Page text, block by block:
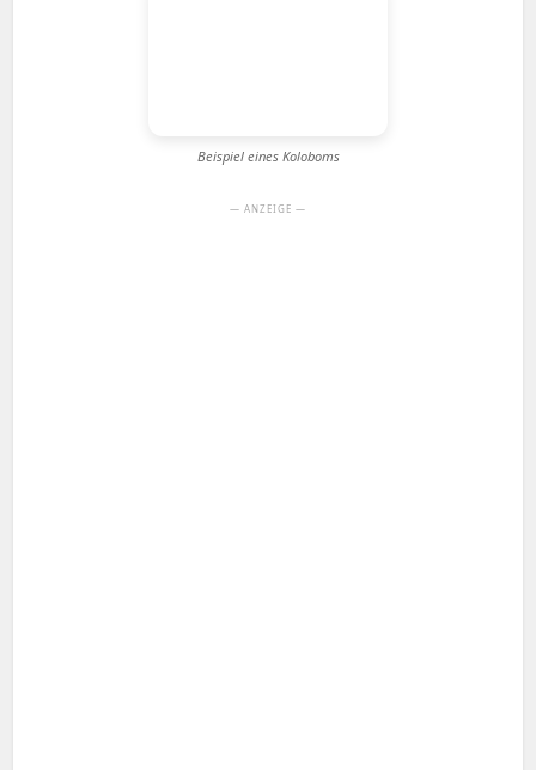
Beispiel eines Koloboms
— ANZEIGE —